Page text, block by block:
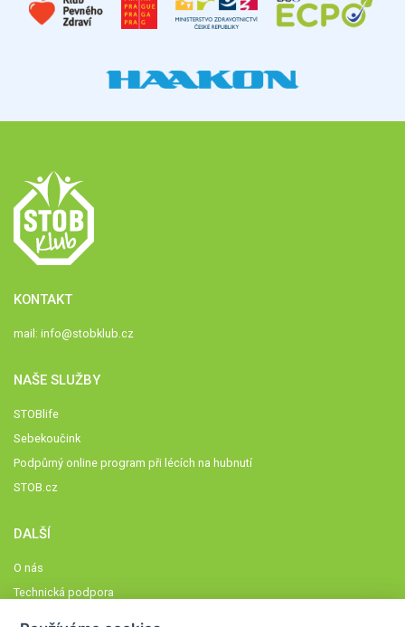
KONTAKT
mail: info@stobklub.cz
NAŠE SLUŽBY
STOBlife
Sebekoučink
Podpůrný online program při lécích na hubnutí
STOB.cz
DALŠÍ
O nás
Technická podpora